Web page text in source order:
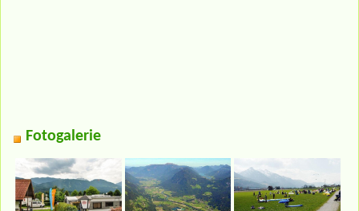
Fotogalerie